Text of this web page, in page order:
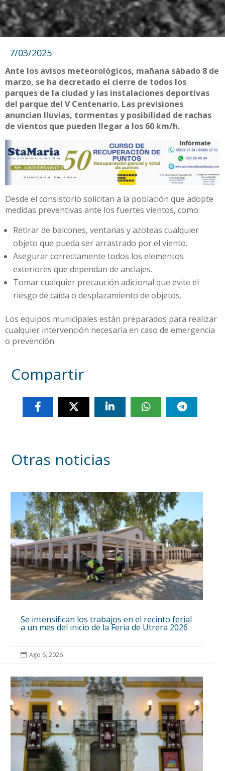
7/03/2025
Ante los avisos meteorológicos, mañana sábado 8 de
marzo, se ha decretado el cierre de todos los
parques de la ciudad y las instalaciones deportivas
del parque del V Centenario. Las previsiones
anuncian lluvias, tormentas y posibilidad de rachas
de vientos que pueden llegar a los 60 km/h.
Desde el consistorio solicitan a la población que adopte
medidas preventivas ante los fuertes vientos, como:
Retirar de balcones, ventanas y azoteas cualquier
objeto que pueda ser arrastrado por el viento.
Asegurar correctamente todos los elementos
exteriores que dependan de anclajes.
Tomar cualquier precaución adicional que evite el
riesgo de caída o desplazamiento de objetos.
Los equipos municipales están preparados para realizar
cualquier intervención necesaria en caso de emergencia
o prevención.
Compartir
Otras noticias
Se intensifican los trabajos en el recinto ferial
a un mes del inicio de la Feria de Utrera 2026
 Ago 6, 2026